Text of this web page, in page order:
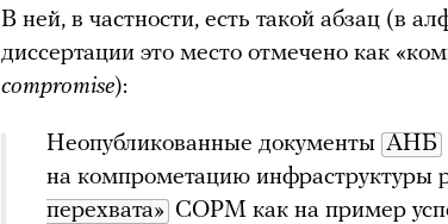
В ней, в частности, есть такой абзац (в
диссертации это место отмечено как
compromise):
Неопубликованные документы АНБ
на компрометацию инфраструктуры
перехвата» СОРМ как на пример